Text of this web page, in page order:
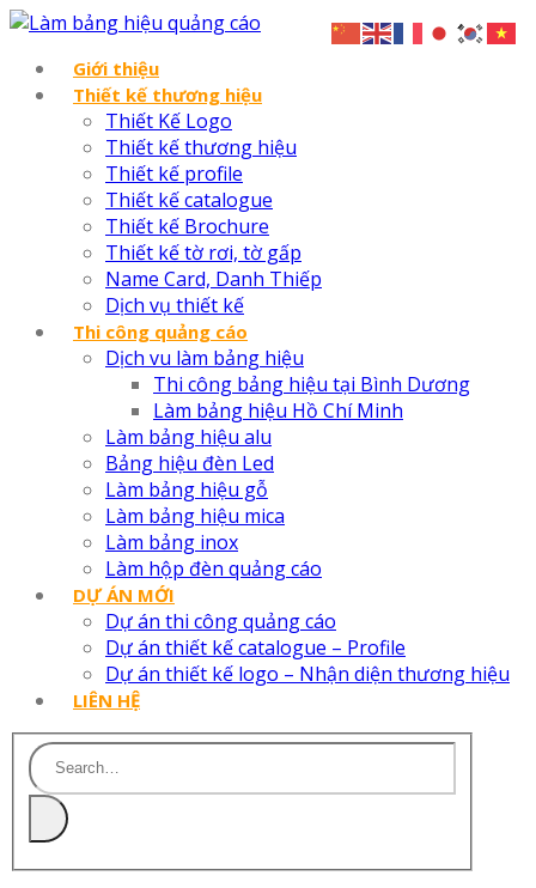
Giới thiệu
Thiết kế thương hiệu
Thiết Kế Logo
Thiết kế thương hiệu
Thiết kế profile
Thiết kế catalogue
Thiết kế Brochure
Thiết kế tờ rơi, tờ gấp
Name Card, Danh Thiếp
Dịch vụ thiết kế
Thi công quảng cáo
Dịch vu làm bảng hiệu
Thi công bảng hiệu tại Bình Dương
Làm bảng hiệu Hồ Chí Minh
Làm bảng hiệu alu
Bảng hiệu đèn Led
Làm bảng hiệu gỗ
Làm bảng hiệu mica
Làm bảng inox
Làm hộp đèn quảng cáo
DỰ ÁN MỚI
Dự án thi công quảng cáo
Dự án thiết kế catalogue – Profile
Dự án thiết kế logo – Nhận diện thương hiệu
LIÊN HỆ